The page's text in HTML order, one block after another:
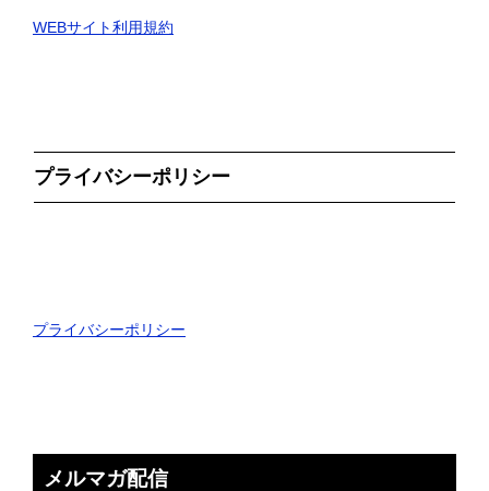
WEBサイト利用規約
プライバシーポリシー
プライバシーポリシー
メルマガ配信